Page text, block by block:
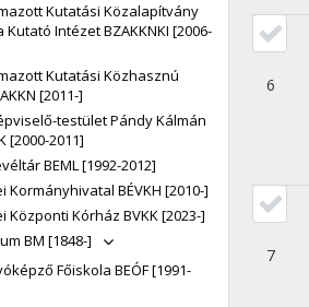
Kutatási Közalapítvány
Intézet BZAKKNKI [2006-
Kutatási Közhasznú
[2011-]
testület Pándy Kálmán
[2000-2011]
BEML [1992-2012]
Kormányhivatal BÉVKH [2010-]
Központi Kórház BVKK [2023-]
BM [1848-]
Főiskola BEÓF [1991-
6
7